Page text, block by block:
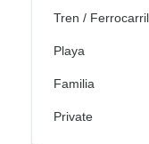
Tren / Ferrocarril
Playa
Familia
Private